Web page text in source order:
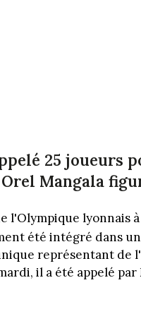
25 joueurs
Mangala
l'Olympique lyonnais
été intégré dans
représentant de
il a été appelé par